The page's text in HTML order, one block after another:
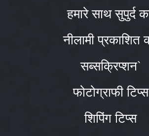
हमारे साथ सुपुर्द
नीलामी प्रकाशित
सब्सक्रिप्शन`
फोटोग्राफी टिप्स
शिपिंग टिप्स